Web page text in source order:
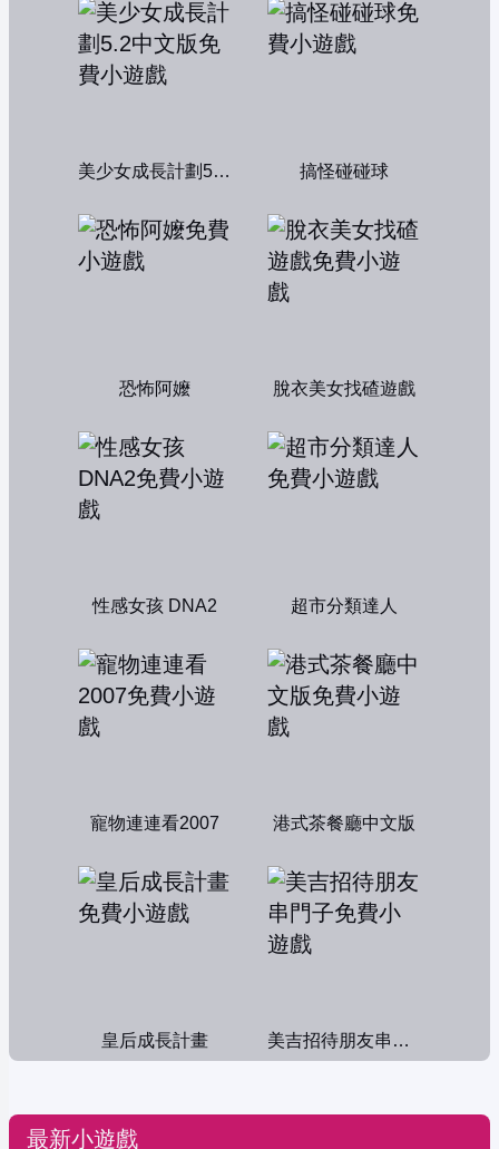
美少女成長計劃5.2中文版 搞怪碰碰球
恐怖阿嬤 脫衣美女找碴遊戲
性感女孩 DNA2 超市分類達人
寵物連連看2007 港式茶餐廳中文版
皇后成長計畫 美吉招待朋友串門子
最新小遊戲